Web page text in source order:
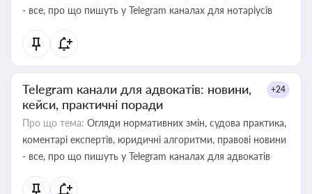
- все, про що пишуть у Telegram каналах для нотаріусів
Telegram канали для адвокатів: новини,
кейси, практичні поради
+24
Про що тема: Огляди нормативних змін, судова практика,
коментарі експертів, юридичні алгоритми, правові новини
- все, про що пишуть у Telegram каналах для адвокатів